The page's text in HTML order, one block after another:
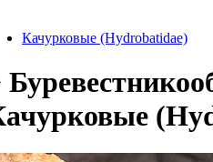
Качурковые (Hydrobatidae)